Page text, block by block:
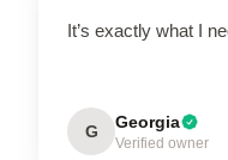
It’s exactly what I
G Georgia
Verified owner